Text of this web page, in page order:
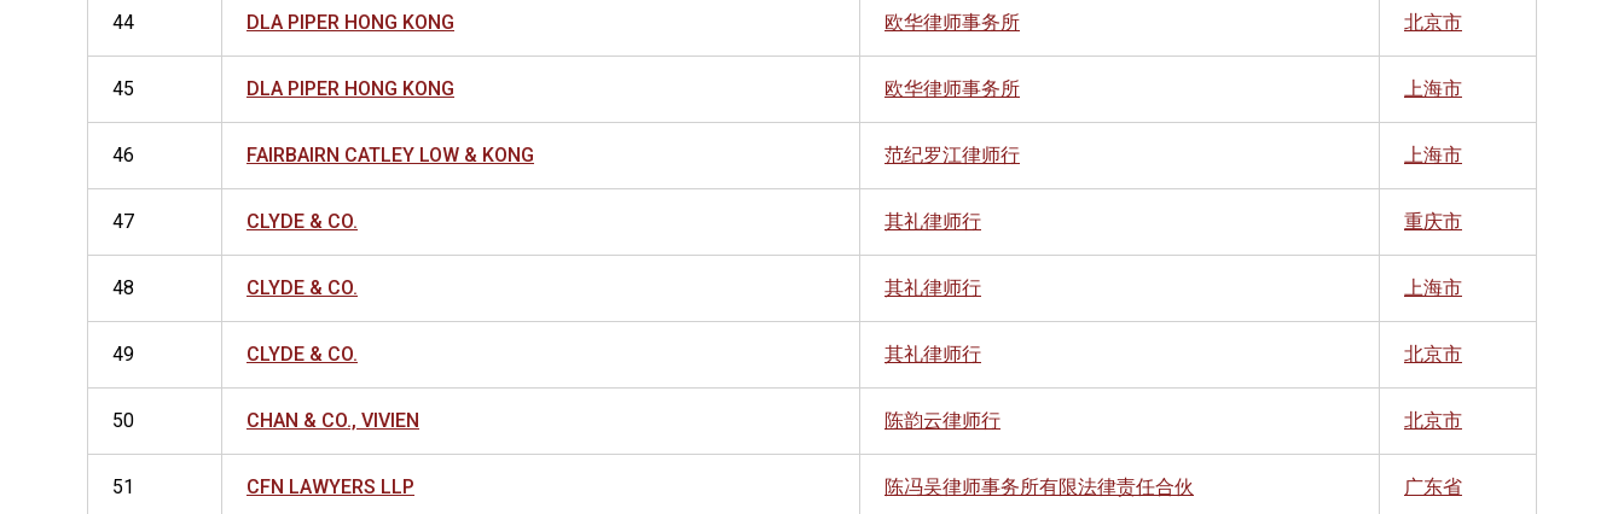
44 DLA PIPER HONG KONG 欧华律师事务所 北京市
45 DLA PIPER HONG KONG 欧华律师事务所 上海市
46 FAIRBAIRN CATLEY LOW & KONG 范纪罗江律师行 上海市
47 CLYDE & CO. 其礼律师行 重庆市
48 CLYDE & CO. 其礼律师行 上海市
49 CLYDE & CO. 其礼律师行 北京市
50 CHAN & CO., VIVIEN 陈韵云律师行 北京市
51 CFN LAWYERS LLP 陈冯吴律师事务所有限法律责任合伙 广东省